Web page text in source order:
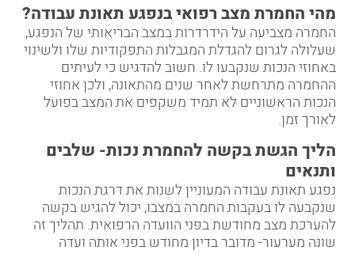
מהי החמרת מצב רפואי בנפגע תאונת עבודה?
החמרה מצביעה על הידרדרות במצב הבריאותי של הנפגע,
שעלולה לגרום להגדלת המגבלות התפקודיות שלו ולשינוי
באחוזי הנכות שנקבעו לו. חשוב להדגיש כי לעיתים
ההחמרה מתרחשת לאחר שנים מהתאונה, ולכן אחוזי
הנכות הראשוניים לא תמיד משקפים את המצב בפועל
לאורך זמן.
הליך הגשת בקשה להחמרת נכות- שלבים
ותנאים
נפגע תאונת עבודה המעוניין לשנות את דרגת הנכות
שנקבעה לו בעקבות החמרה במצבו, יכול להגיש בקשה
להערכת מצב מחודשת בפני הוועדה הרפואית. תהליך זה
שונה מערעור- מדובר בדיון מחודש בפני אותה ועדה